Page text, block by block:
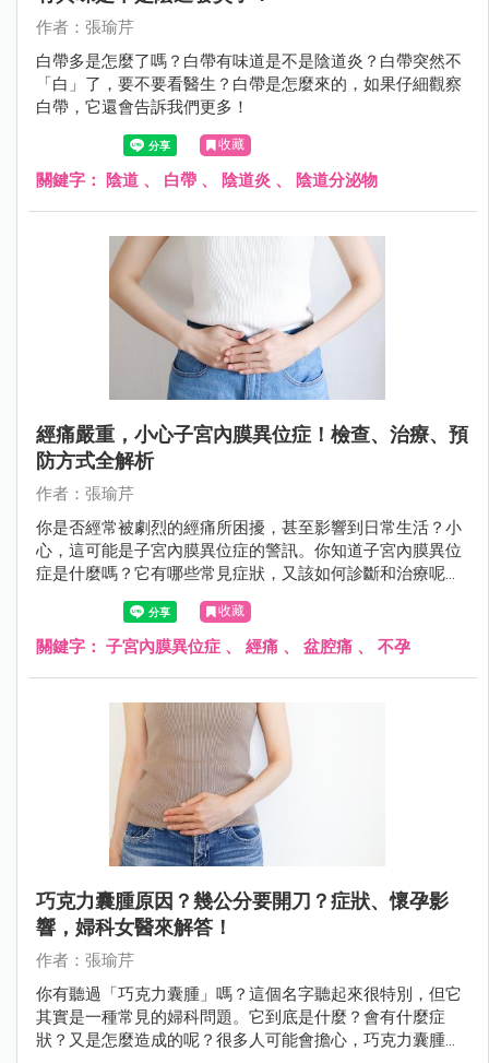
作者：張瑜芹
白帶多是怎麼了嗎？白帶有味道是不是陰道炎？白帶突然不
「白」了，要不要看醫生？白帶是怎麼來的，如果仔細觀察
白帶，它還會告訴我們更多！
收藏
關鍵字： 陰道 、 白帶 、 陰道炎 、 陰道分泌物
經痛嚴重，小心子宮內膜異位症！檢查、治療、預
防方式全解析
作者：張瑜芹
你是否經常被劇烈的經痛所困擾，甚至影響到日常生活？小
心，這可能是子宮內膜異位症的警訊。你知道子宮內膜異位
症是什麼嗎？它有哪些常見症狀，又該如何診斷和治療呢？
該如何預防才對？
收藏
關鍵字： 子宮內膜異位症 、 經痛 、 盆腔痛 、 不孕
巧克力囊腫原因？幾公分要開刀？症狀、懷孕影
響，婦科女醫來解答！
作者：張瑜芹
你有聽過「巧克力囊腫」嗎？這個名字聽起來很特別，但它
其實是一種常見的婦科問題。它到底是什麼？會有什麼症
狀？又是怎麼造成的呢？很多人可能會擔心，巧克力囊腫會